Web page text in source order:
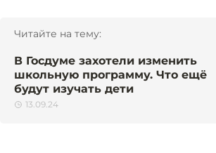
Читайте на тему:
В Госдуме захотели изменить
школьную программу. Что ещё
будут изучать дети
13.09.24